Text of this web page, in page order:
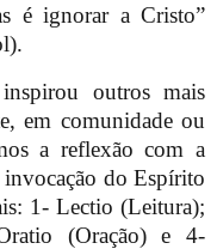
é ignorar a Cristo”
outros mais
em comunidade ou
a reflexão com a
invocação do Espírito
1- Lectio (Leitura);
(Oração) e 4-